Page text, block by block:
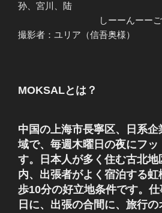
孙、宮川、陆
しーーんーーご
撮影者：ユリア（信吾奥様）
MOKSALとは？
中国の上海市長寧区、日系
域で、毎週木曜日の夜にフッ
す。日本人が多く住む古北地
内、出張者がよく宿泊する
歩10分の好立地条件です。
日に、出張の合間に、旅行